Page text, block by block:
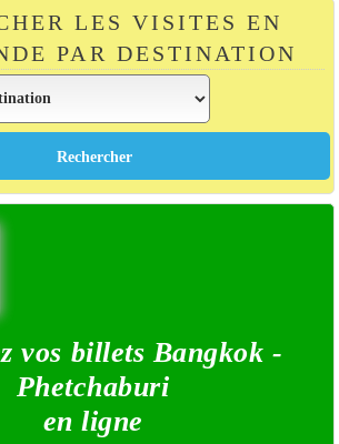
LES VISITES EN
PAR DESTINATION
vos billets Bangkok -
Phetchaburi
en ligne